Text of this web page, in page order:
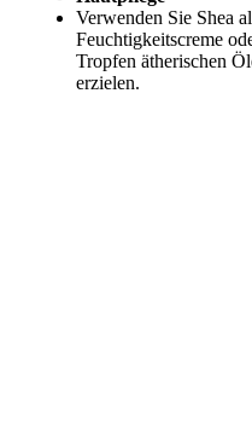
Verwenden Sie Shea
Feuchtigkeitscreme
Tropfen ätherischen
erzielen.